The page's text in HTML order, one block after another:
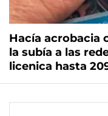
Hacía acrobacia
la subía a las
licenica hasta